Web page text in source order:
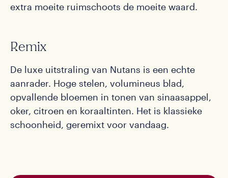
extra moeite ruimschoots de moeite waard.
Remix
De luxe uitstraling van Nutans is een echte
aanrader. Hoge stelen, volumineus blad,
opvallende bloemen in tonen van sinaasappel,
oker, citroen en koraaltinten. Het is klassieke
schoonheid, geremixt voor vandaag.